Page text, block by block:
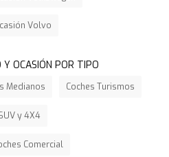
Volvo
Y OCASIÓN POR TIPO
Medianos Coches Turismos
y 4X4
Comercial